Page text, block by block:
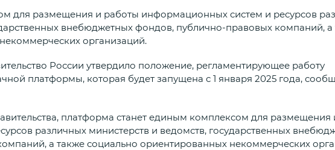
для размещения и работы информационных систем и ресурсов
внебюджетных фондов, публично-правовых компаний, а
организаций.
России утвердило положение, регламентирующее работу
платформы, которая будет запущена с 1 января 2025 года,
платформа станет единым комплексом для размещения
различных министерств и ведомств, государственных
а также социально ориентированных некоммерческих